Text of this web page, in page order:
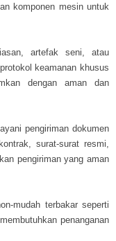
komponen mesin untuk
artefak seni, atau
keamanan khusus
dengan aman dan
pengiriman dokumen
surat-surat resmi,
pengiriman yang aman
mudah terbakar seperti
penanganan